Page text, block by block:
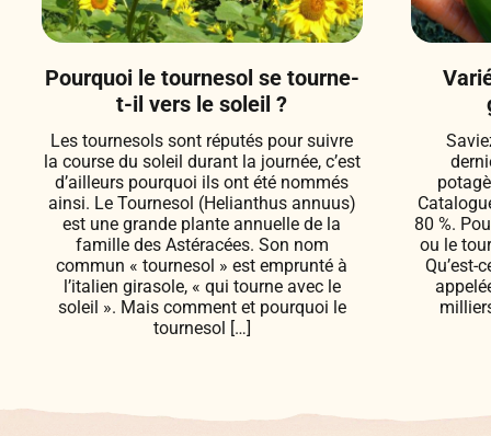
Pourquoi le tournesol se tourne-
t-il vers le soleil ?
Les tournesols sont réputés pour suivre
la course du soleil durant la journée, c’est
d’ailleurs pourquoi ils ont été nommés
ainsi. Le Tournesol (Helianthus annuus)
est une grande plante annuelle de la
famille des Astéracées. Son nom
commun « tournesol » est emprunté à
l’italien girasole, « qui tourne avec le
soleil ». Mais comment et pourquoi le
tournesol […]
80 %.
ou le
Qu’est-